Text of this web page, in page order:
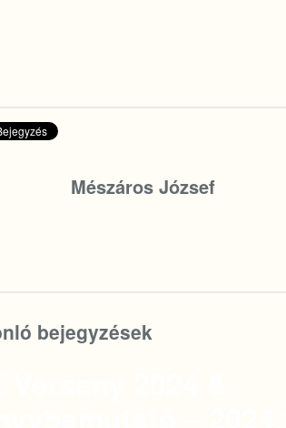
Mészáros József
bejegyzések